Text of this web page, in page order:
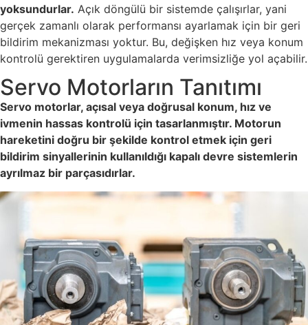
yoksundurlar. Açık döngülü bir sistemde çalışırlar, yani
gerçek zamanlı olarak performansı ayarlamak için bir geri
bildirim mekanizması yoktur. Bu, değişken hız veya konum
kontrolü gerektiren uygulamalarda verimsizliğe yol açabilir.
Servo Motorların Tanıtımı
Servo motorlar, açısal veya doğrusal konum, hız ve
ivmenin hassas kontrolü için tasarlanmıştır. Motorun
hareketini doğru bir şekilde kontrol etmek için geri
bildirim sinyallerinin kullanıldığı kapalı devre sistemlerin
ayrılmaz bir parçasıdırlar.